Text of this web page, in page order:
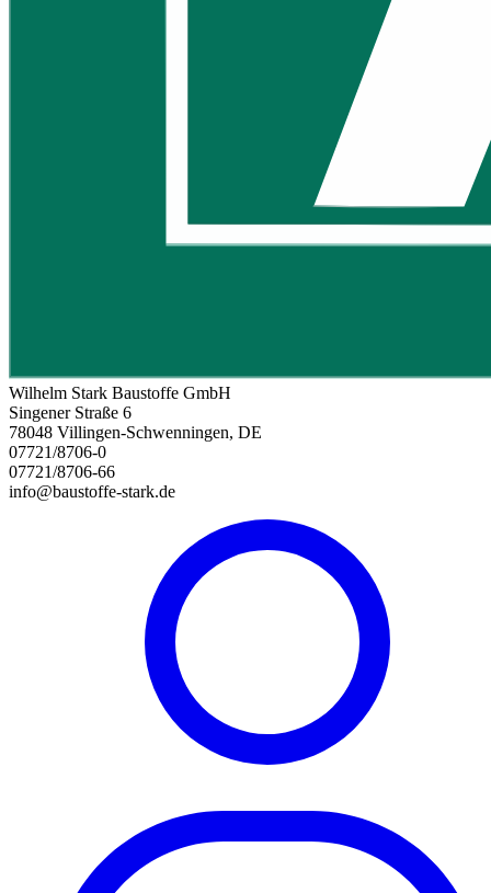
Wilhelm Stark Baustoffe GmbH
Singener Straße 6
78048 Villingen-Schwenningen, DE
07721/8706-0
07721/8706-66
info@baustoffe-stark.de